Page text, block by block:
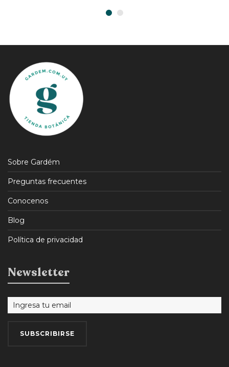
Sobre Gardém
Preguntas frecuentes
Conocenos
Blog
Política de privacidad
Newsletter